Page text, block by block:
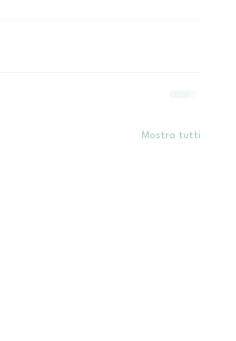
Mostra tutti